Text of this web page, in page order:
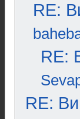
RE:
RE:
RE: